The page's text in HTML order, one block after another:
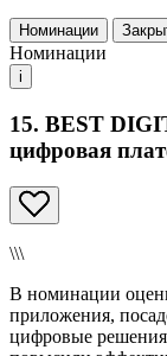
Номинации
Номинации
i
15. BEST
цифровая
\\\
В номинации
приложения,
цифровые